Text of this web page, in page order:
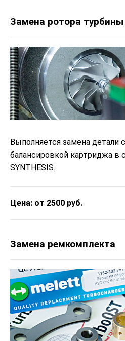
Замена ротора турбины
Выполняется замена детали
балансировкой картриджа в
SYNTHESIS.
Цена: от 2500 руб.
Замена ремкомплекта